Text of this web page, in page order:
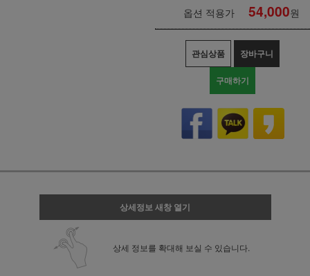
옵션 적용가 54,000원
관심상품 장바구니
구매하기
상세정보 새창 열기
상세 정보를 확대해 보실 수 있습니다.